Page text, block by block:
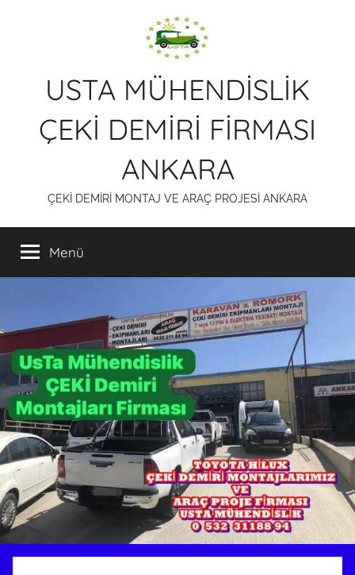
USTA MÜHENDİSLİK
ÇEKİ DEMİRİ FİRMASI
ANKARA
ÇEKİ DEMİRİ MONTAJ VE ARAÇ PROJESİ ANKARA
Menü